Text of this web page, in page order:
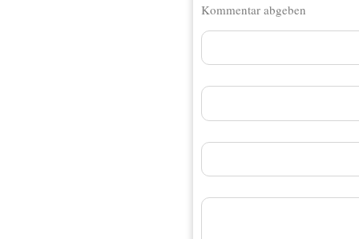
Kommentar abgeben